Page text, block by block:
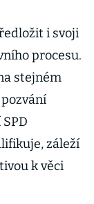
i svoji
procesu.
stejném
záleží
k věci